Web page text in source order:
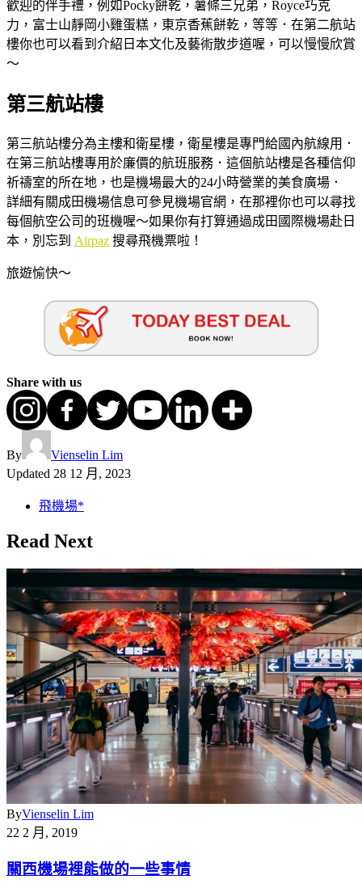
歡迎的伴手禮，例如Pocky餅乾，薯條三兄弟，Royce巧克
力，富士山靜岡小雞蛋糕，東京香蕉餅乾，等等．在第二航站
樓你也可以看到介紹日本文化及藝術散步道喔，可以慢慢欣賞
～
第三航站樓
第三航站樓分為主樓和衛星樓，衛星樓是專門給國內航線用．
在第三航站樓專用於廉價的航班服務．這個航站樓是各種信仰
祈禱室的所在地，也是機場最大的24小時營業的美食廣場．
詳細有關成田機場信息可參見機場官網，在那裡你也可以尋找
每個航空公司的班機喔～如果你有打算通過成田國際機場赴日
本，別忘到 Airpaz 搜尋飛機票啦！
旅遊愉快～
Share with us
By
Vienselin Lim
Updated 28 12 月, 2023
飛機場*
Read Next
ByVienselin Lim
22 2 月, 2019
關西機場裡能做的一些事情